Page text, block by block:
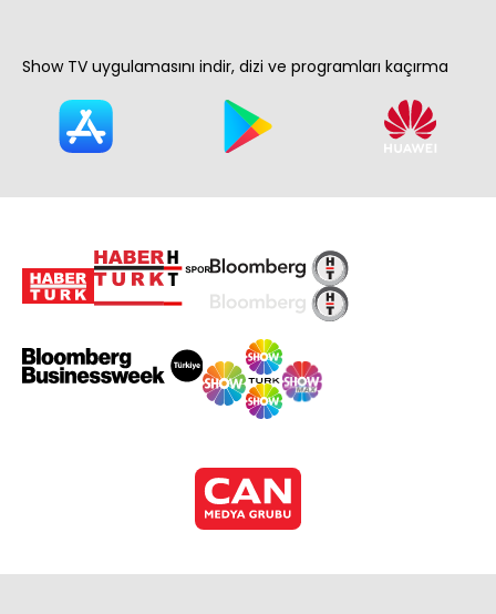
Show TV uygulamasını indir, dizi ve programları kaçırma